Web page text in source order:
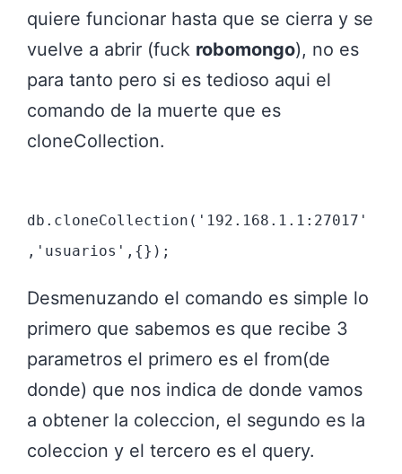
quiere funcionar hasta que se cierra y se
vuelve a abrir (fuck robomongo), no es
para tanto pero si es tedioso aqui el
comando de la muerte que es
cloneCollection.
db.cloneCollection('192.168.1.1:27017'
,'usuarios',{});
Desmenuzando el comando es simple lo
primero que sabemos es que recibe 3
parametros el primero es el from(de
donde) que nos indica de donde vamos
a obtener la coleccion, el segundo es la
coleccion y el tercero es el query.